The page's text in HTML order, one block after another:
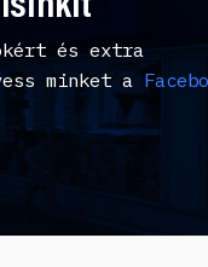
és extra
minket a